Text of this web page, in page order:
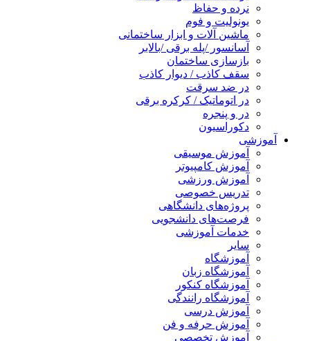
نرده و حفاظ
یونولیت و فوم
ماشین آلات و ابزار ساختمانی
آسانسور /پله برقی /بالابر
بازسازی ساختمان
سقف کاذب / دیوار کاذب
در ضد سرقت
در اتوماتیک / کرکره برقی
در و پنجره
دکوراسیون
آموزشی
آموزش موسیقی
آموزش کامپیوتر
آموزش ورزشی
تدریس خصوصی
پروژه‌های دانشگاهی
فرصت‌های دانشجویی
خدمات آموزشی
سایر
آموزشگاه
آموزشگاه زبان
آموزشگاه کنکور
آموزشگاه رانندگی
آموزش درسی
آموزش حرفه و فن
آموزش تخصصی